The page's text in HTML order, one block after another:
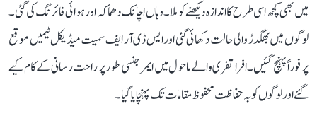
میں بھی کچھ اسی طرح کا اندازہ دیکھنے کو ملا۔ وہاں اچانک دھماکہ اور ہوائی فائرنگ کی گئی۔
لوگوں میں بھگدڑ والی حالت دکھائی گئی اور ایس ڈی آر ایف سمیت میڈیکل ٹیمیں موقع
پر فوراً پہنچ گئیں۔ افرا تفری والے ماحول میں ایمرجنسی طور پر راحت رسانی کے کام کیے
گئے اور لوگوں کو بہ حفاظت محفوظ مقامات تک پہنچایا گیا۔